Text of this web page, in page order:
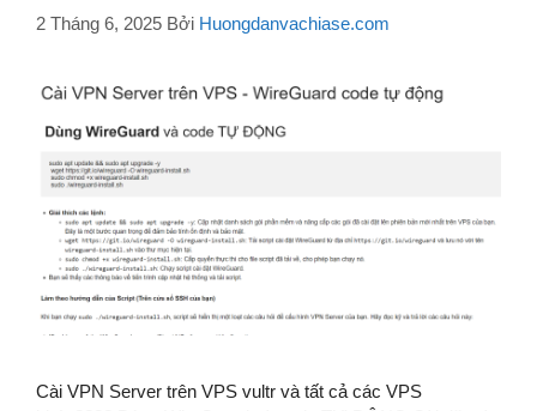
2 Tháng 6, 2025 Bởi Huongdanvachiase.com
Cài VPN Server trên VPS vultr và tất cả các VPS